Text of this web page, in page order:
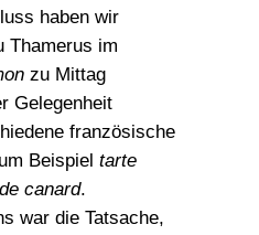
haben wir
Thamerus im
zu Mittag
Gelegenheit
französische
Beispieltarte
canard.
war die Tatsache,